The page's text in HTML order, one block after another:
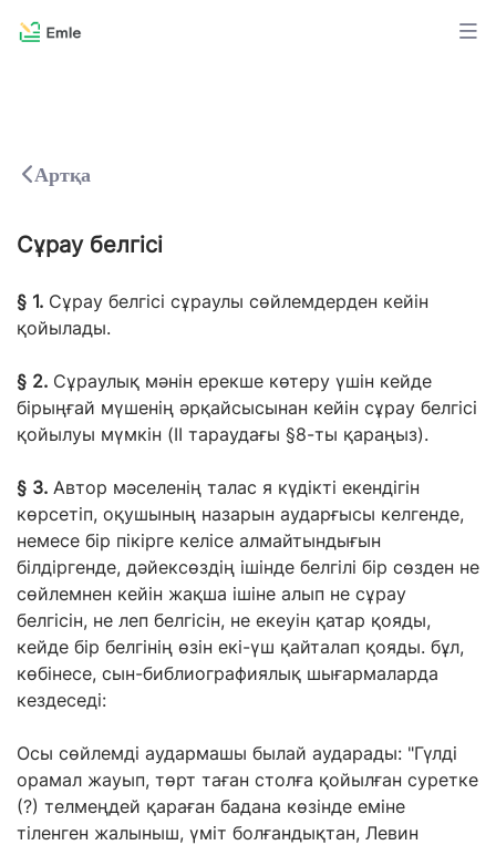
Артқа
Сұрау белгісі
§ 1. Сұрау белгісі сұраулы сөйлемдерден кейін
қойылады.
§ 2. Сұраулық мәнін ерекше көтеру үшін кейде
бірыңғай мүшенің әрқайсысынан кейін сұрау белгісі
қойылуы мүмкін (II тараудағы §8-ты қараңыз).
§ 3. Автор мәселенің талас я күдікті екендігін
көрсетіп, оқушының назарын аударғысы келгенде,
немесе бір пікірге келісе алмайтындығын
білдіргенде, дәйексөздің ішінде белгілі бір сөзден не
сөйлемнен кейін жақша ішіне алып не сұрау
белгісін, не леп белгісін, не екеуін қатар қояды,
кейде бір белгінің өзін екі-үш қайталап қояды. бұл,
көбінесе, сын-библиографиялық шығармаларда
кездеседі:
Осы сөйлемді аудармашы былай аударады: "Гүлді
орамал жауып, төрт таған столға қойылған суретке
(?) телмеңдей қараған бадана көзінде еміне
тіленген жалыныш, үміт болғандықтан, Левин